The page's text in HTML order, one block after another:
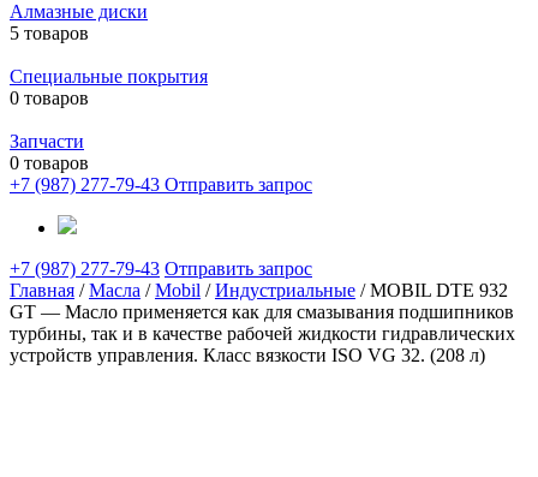
Алмазные диски
5 товаров
Специальные покрытия
0 товаров
Запчасти
0 товаров
+7 (987) 277-79-43 Отправить запрос
+7 (987) 277-79-43 Отправить запрос
Главная /Масла /Mobil /Индустриальные / MOBIL DTE 932
GT — Масло применяется как для смазывания подшипников
турбины, так и в качестве рабочей жидкости гидравлических
устройств управления. Класс вязкости ISO VG 32. (208 л)